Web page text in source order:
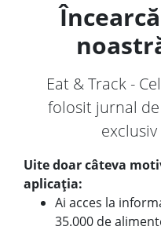
Eat & Track -
folosit jurnal
Uite doar câteva
aplicația:
Ai acces la
35.000 de